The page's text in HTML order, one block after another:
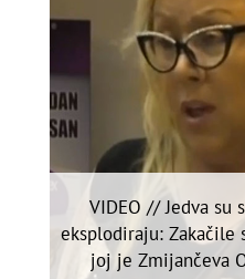
VIDEO // Jedva su
eksplodiraju: Zakačile
joj je Zmijančeva